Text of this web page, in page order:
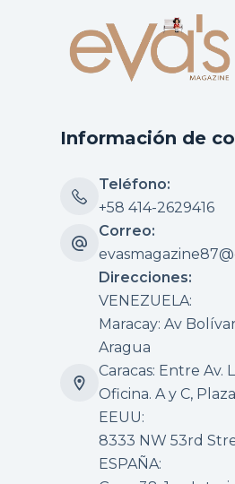
Información de
Teléfono:
+58 414-2629416
Correo:
Direcciones:
VENEZUELA:
Maracay: Av
Aragua
Caracas: Entre Av.
Oficina. A y C,
EEUU:
8333 NW 53rd
ESPAÑA: